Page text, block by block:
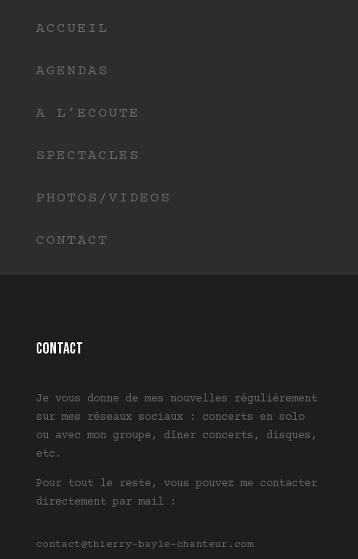
ACCUEIL
AGENDAS
A L’ECOUTE
SPECTACLES
PHOTOS/VIDEOS
CONTACT
Contact
Je vous donne de mes nouvelles régulièrement
sur mes réseaux sociaux : concerts en solo
ou avec mon groupe, dîner concerts, disques,
etc.
Pour tout le reste, vous pouvez me contacter
directement par mail :
contact@thierry-bayle-chanteur.com